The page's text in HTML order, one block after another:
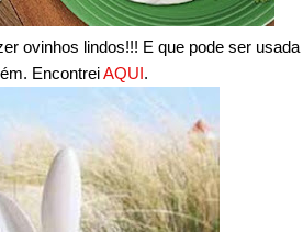
ovinhos lindos!!! E que pode ser
EncontreiAQUI.